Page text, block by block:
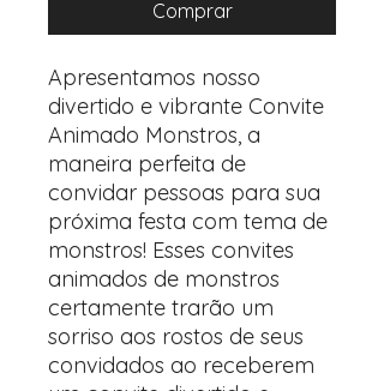
Comprar
Apresentamos nosso
divertido e vibrante Convite
Animado Monstros, a
maneira perfeita de
convidar pessoas para sua
próxima festa com tema de
monstros! Esses convites
animados de monstros
certamente trarão um
sorriso aos rostos de seus
convidados ao receberem